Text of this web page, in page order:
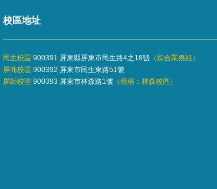
校區地址
民生校區 900391 屏東縣屏東市民生路4之18號 （綜合業務組 ）
屏商校區 900392 屏東市民生東路51號
屏師校區 900393 屏東市林森路1號 （舊稱：林森校區）